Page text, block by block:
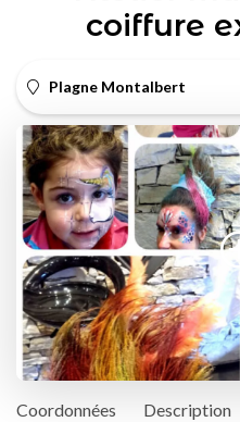
coiffure
Plagne Montalbert
Coordonnées Description